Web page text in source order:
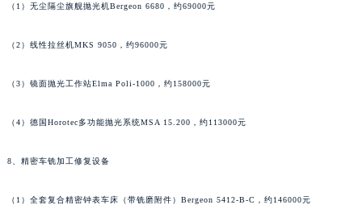
（1）无尘隔尘旗舰抛光机Bergeon 6680，约69000元
（2）线性拉丝机MKS 9050，约96000元
（3）镜面抛光工作站Elma Poli-1000，约158000元
（4）德国Horotec多功能抛光系统MSA 15.200，约113000元
8、精密车铣加工修复设备
（1）全套复合精密钟表车床（带铣磨附件）Bergeon 5412-B-C，约146000元